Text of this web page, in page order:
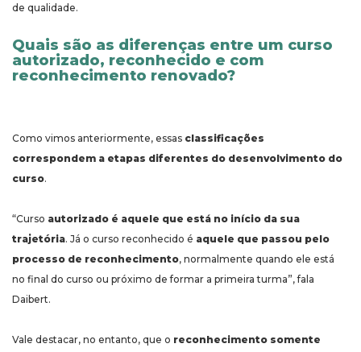
de qualidade.
Quais são as diferenças entre um curso
autorizado, reconhecido e com
reconhecimento renovado?
Como vimos anteriormente, essas classificações
correspondem a etapas diferentes do desenvolvimento do
curso.
“Curso autorizado é aquele que está no início da sua
trajetória. Já o curso reconhecido é aquele que passou pelo
processo de reconhecimento, normalmente quando ele está
no final do curso ou próximo de formar a primeira turma”, fala
Daibert.
Vale destacar, no entanto, que o reconhecimento somente